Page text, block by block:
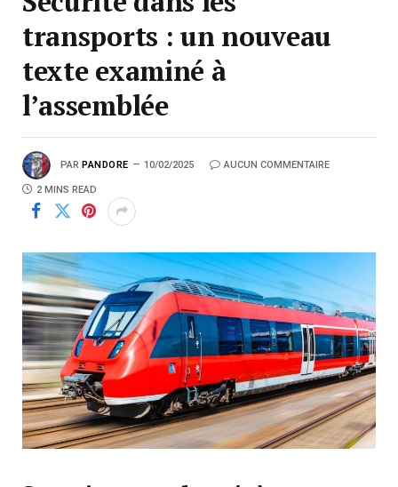
transports : un nouveau
texte examiné à
l’assemblée
PAR PANDORE 10/02/2025 AUCUN COMMENTAIRE
2 MINS READ